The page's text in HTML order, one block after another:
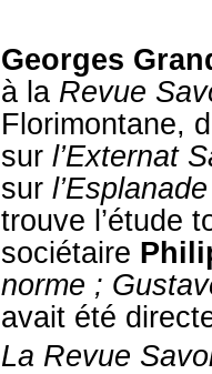
Georges
à la Revue
Florimontane,
sur l’Externat
sur
trouve l’étude
sociétaire
norme ;
avait été
La Revue